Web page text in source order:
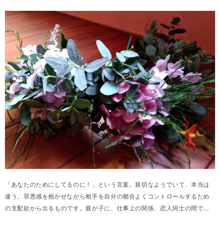
「あなたのためにしてるのに！」という言葉。親切なようでいて、本当は
違う。罪悪感を抱かせながら相手を自分の都合よくコントロールするため
の支配欲から出るものです。親が子に、仕事上の関係、恋人同士の間で...